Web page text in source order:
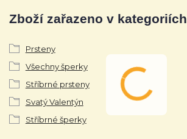
Zboží zařazeno v kategoriích
Prsteny
Všechny šperky
Stříbrné prsteny
Svatý Valentýn
Stříbrné šperky